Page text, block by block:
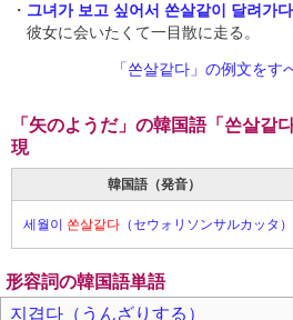
・ 그녀가 보고 싶어서 쏜살같이 달려가
彼女に会いたくて一目散に走る。
「쏜살같다」の例文をす
「矢のようだ」の韓国語「쏜살같
現
韓国語（発音）
세월이 쏜살같다 （セウォリソンサルカッタ）
形容詞の韓国語単語
지겹다（うんざりする）